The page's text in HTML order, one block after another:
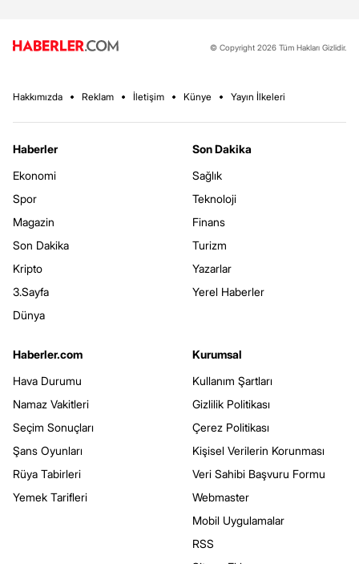
© Copyright 2026 Tüm Hakları Gizlidir.
Hakkımızda Reklam İletişim Künye Yayın İlkeleri
Haberler
Ekonomi
Spor
Magazin
Son Dakika
Kripto
3.Sayfa
Dünya
Son Dakika
Sağlık
Teknoloji
Finans
Turizm
Yazarlar
Yerel Haberler
Haberler.com
Hava Durumu
Namaz Vakitleri
Seçim Sonuçları
Şans Oyunları
Rüya Tabirleri
Yemek Tarifleri
Kurumsal
Kullanım Şartları
Gizlilik Politikası
Çerez Politikası
Kişisel Verilerin Korunması
Veri Sahibi Başvuru Formu
Webmaster
Mobil Uygulamalar
RSS